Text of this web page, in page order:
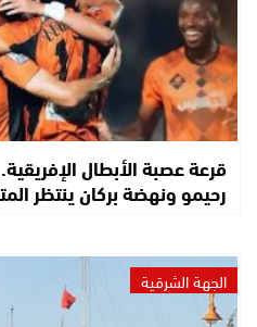
قرعة عصبة الأبطال
رحيمو ونهضة بركان ينتظر
الجهة الشرقية